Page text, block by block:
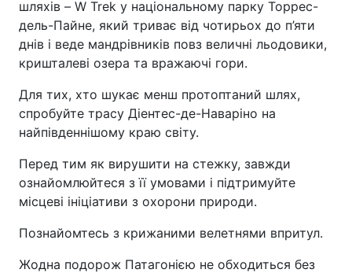
шляхів – W Trek у національному парку Торрес-
дель-Пайне, який триває від чотирьох до п’яти
днів і веде мандрівників повз величні льодовики,
кришталеві озера та вражаючі гори.
Для тих, хто шукає менш протоптаний шлях,
спробуйте трасу Діентес-де-Наваріно на
найпівденнішому краю світу.
Перед тим як вирушити на стежку, завжди
ознайомлюйтеся з її умовами і підтримуйте
місцеві ініціативи з охорони природи.
Познайомтесь з крижаними велетнями впритул.
Жодна подорож Патагонією не обходиться без